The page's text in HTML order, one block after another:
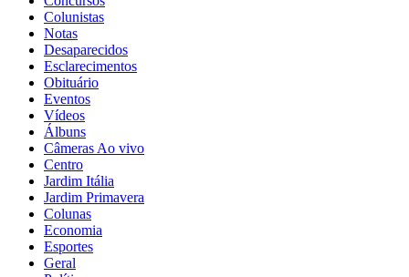
Colunistas
Notas
Desaparecidos
Esclarecimentos
Obituário
Eventos
Vídeos
Álbuns
Câmeras Ao vivo
Centro
Jardim Itália
Jardim Primavera
Colunas
Economia
Esportes
Geral